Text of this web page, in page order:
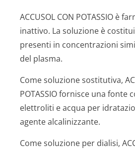
ACCUSOL CON POTASSIO è
inattivo. La soluzione è
presenti in concentrazioni
del plasma.
Come soluzione sostitutiva,
POTASSIO fornisce una fonte
elettroliti e acqua per
agente alcalinizzante.
Come soluzione per dialisi,